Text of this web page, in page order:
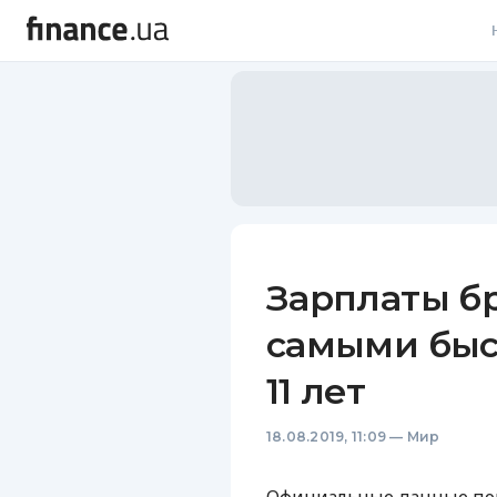
Зарплаты
самыми
11 лет
18.08.2019, 11:09 — Мир